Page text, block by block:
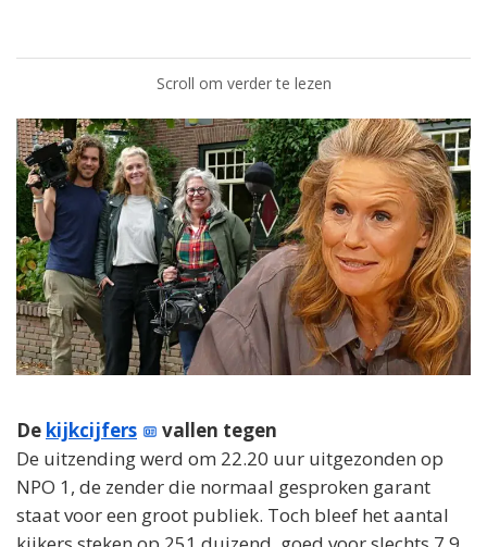
Scroll om verder te lezen
De kijkcijfers
vallen tegen
De uitzending werd om 22.20 uur uitgezonden op
NPO 1, de zender die normaal gesproken garant
staat voor een groot publiek. Toch bleef het aantal